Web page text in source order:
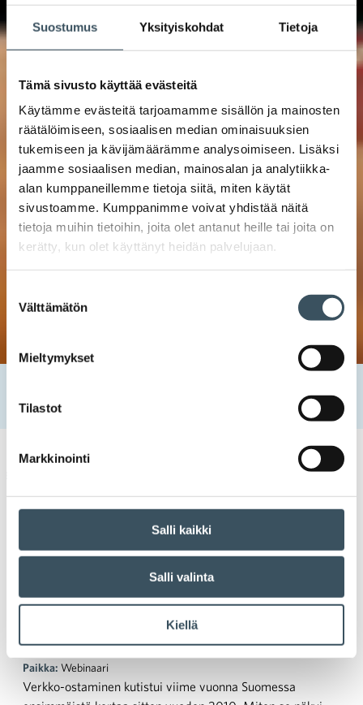
Suostumus Yksityiskohdat Tietoja
Tämä sivusto käyttää evästeitä
Käytämme evästeitä tarjoamamme sisällön ja mainosten
räätälöimiseen, sosiaalisen median ominaisuuksien
tukemiseen ja kävijämäärämme analysoimiseen. Lisäksi
jaamme sosiaalisen median, mainosalan ja analytiikka-
alan kumppaneillemme tietoja siitä, miten käytät
sivustoamme. Kumppanimme voivat yhdistää näitä
tietoja muihin tietoihin, joita olet antanut heille tai joita on
kerätty, kun olet käyttänyt heidän palvelujaan.
valinta
Välttämätön
Mieltymykset
Tilastot
Markkinointi
Salli kaikki
Salli valinta
Kiellä
Kaupan Digiaamupäivä: Digikaupan uudet tuulet
Kaupan Digiaamupäivä:
Digikaupan uudet tuulet
Paikka: Webinaari
Verkko-ostaminen kutistui viime vuonna Suomessa